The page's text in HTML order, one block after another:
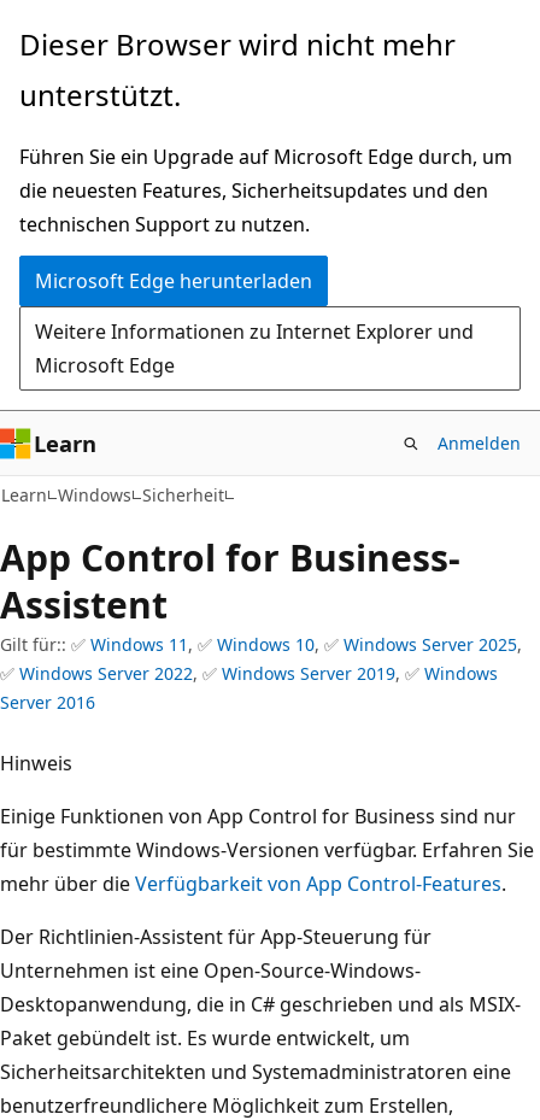
Zu
wechseln
Dieser Browser wird nicht mehr
unterstützt.
Führen Sie ein Upgrade auf Microsoft Edge durch, um
die neuesten Features, Sicherheitsupdates und den
technischen Support zu nutzen.
Microsoft Edge herunterladen
Weitere Informationen zu Internet Explorer und
Microsoft Edge
Learn Anmelden
Learn Windows Sicherheit
App Control for Business-
Assistent
Gilt für:: ✅ Windows 11 , ✅ Windows 10, ✅ Windows Server 2025,
✅ Windows Server 2022, ✅ Windows Server 2019, ✅ Windows
Server 2016
Hinweis
Einige Funktionen von App Control for Business sind nur
für bestimmte Windows-Versionen verfügbar. Erfahren Sie
mehr über dieVerfügbarkeit von App Control-Features.
Der Richtlinien-Assistent für App-Steuerung für
Unternehmen ist eine Open-Source-Windows-
Desktopanwendung, die in C# geschrieben und als MSIX-
Paket gebündelt ist. Es wurde entwickelt, um
Sicherheitsarchitekten und Systemadministratoren eine
benutzerfreundlichere Möglichkeit zum Erstellen,